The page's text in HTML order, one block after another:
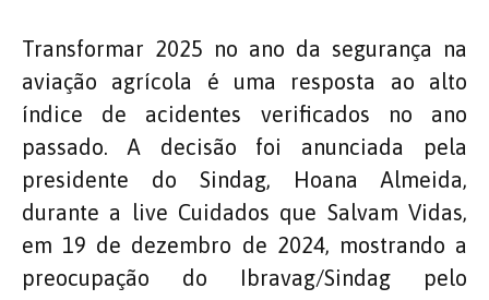
Transformar 2025 no ano da segurança na
aviação agrícola é uma resposta ao alto
índice de acidentes verificados no ano
passado. A decisão foi anunciada pela
presidente do Sindag, Hoana Almeida,
durante a live Cuidados que Salvam Vidas,
em 19 de dezembro de 2024, mostrando a
preocupação do Ibravag/Sindag pelo